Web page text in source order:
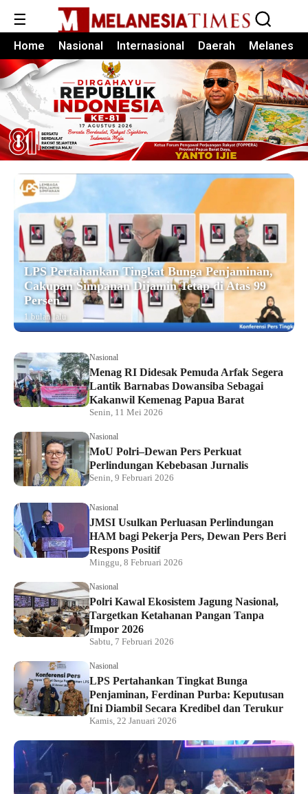
☰
Home Nasional Internasional Daerah Melanesia
LPS Pertahankan Tingkat Bunga Penjaminan,
Cakupan Simpanan Dijamin Tetap di Atas 99
Persen
1 bulan lalu
Nasional
Menag RI Didesak Pemuda Arfak Segera
Lantik Barnabas Dowansiba Sebagai
Kakanwil Kemenag Papua Barat
Senin, 11 Mei 2026
Nasional
MoU Polri–Dewan Pers Perkuat
Perlindungan Kebebasan Jurnalis
Senin, 9 Februari 2026
Nasional
JMSI Usulkan Perluasan Perlindungan
HAM bagi Pekerja Pers, Dewan Pers Beri
Respons Positif
Minggu, 8 Februari 2026
Nasional
Polri Kawal Ekosistem Jagung Nasional,
Targetkan Ketahanan Pangan Tanpa
Impor 2026
Sabtu, 7 Februari 2026
Nasional
LPS Pertahankan Tingkat Bunga
Penjaminan, Ferdinan Purba: Keputusan
Ini Diambil Secara Kredibel dan Terukur
Kamis, 22 Januari 2026